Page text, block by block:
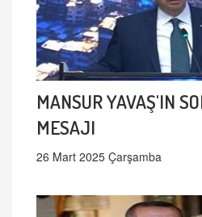
MANSUR YAVAŞ'IN
MESAJI
26 Mart 2025 Çarşamba